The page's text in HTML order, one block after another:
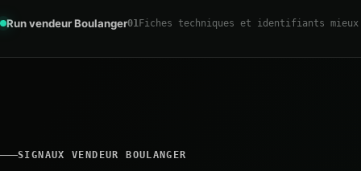
Run vendeur Boulanger01 Fiches techniques et identifiants
SIGNAUX VENDEUR BOULANGER